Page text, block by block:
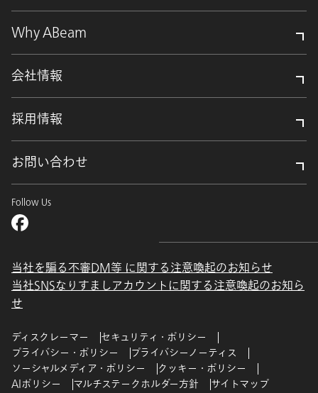
Why ABeam
会社情報
採用情報
お問い合わせ
Follow Us
当社を騙る不審DM等 に関する注意喚起のお知らせ
当社SNSなりすましアカウントに関する注意喚起のお知ら
せ
ディスクレーマー
セキュリティ・ポリシー
プライバシー・ポリシー
プライバシーノーティス
ソーシャルメディア・ポリシー
クッキー・ポリシー
AIポリシー
マルチステークホルダー方針 サイトマップ